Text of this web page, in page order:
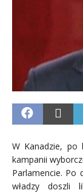
W Kanadzie, po
kampanii
Parlamencie. Po
władzy doszli